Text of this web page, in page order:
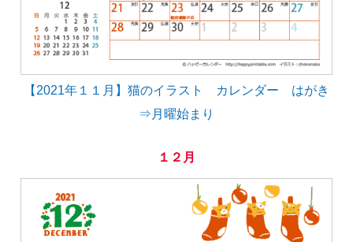
【2021年１１月】猫のイラスト カレンダー はがき
⇒月曜始まり
１２月